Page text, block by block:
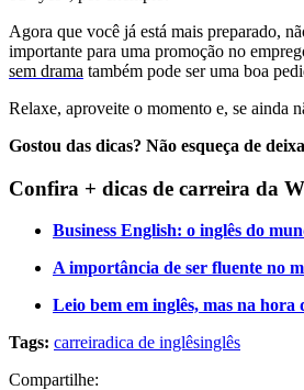
Agora que você já está mais preparado,
importante para uma promoção no
sem drama também pode ser uma boa
Relaxe, aproveite o momento e, se ainda
Gostou das dicas? Não esqueça de
Confira + dicas de carreira da
Business English: o inglês do
A importância de ser fluente no
Leio bem em inglês, mas na
Tags: carreiradica de inglêsinglês
Compartilhe: